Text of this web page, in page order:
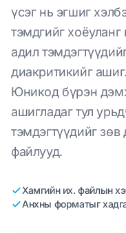
үсэг нь эгшиг
тэмдгийг
адил
диакритикийг
Юникод бүрэн
ашигладаг тул
тэмдэгтүүдийг зөв
файлууд.
Хамгийн их. файлын
Анхны форматыг